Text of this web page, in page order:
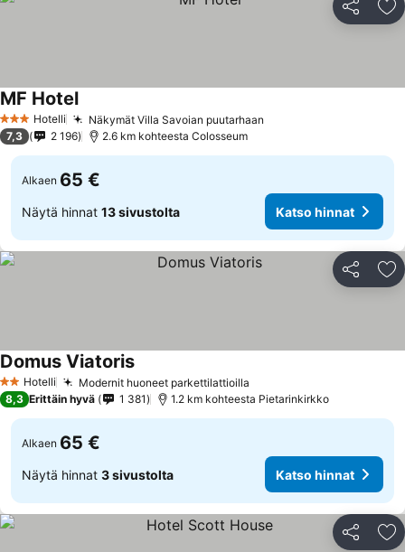
Jaa
3 Tähtiluokitus
Hotelli Näkymät Villa Savoian puutarhaan
MF Hotel
7,3 2 196 2.6 km kohteesta Colosseum
Alkaen 65 €
Näytä hinnat 13 sivustolta Katso hinnat
Jaa
2 Tähtiluokitus
Hotelli Modernit huoneet parkettilattioilla
Domus Viatoris
8,3 Erittäin hyvä 1 381 1.2 km kohteesta Pietarinkirkko
Alkaen 65 €
Näytä hinnat 3 sivustolta Katso hinnat
Jaa